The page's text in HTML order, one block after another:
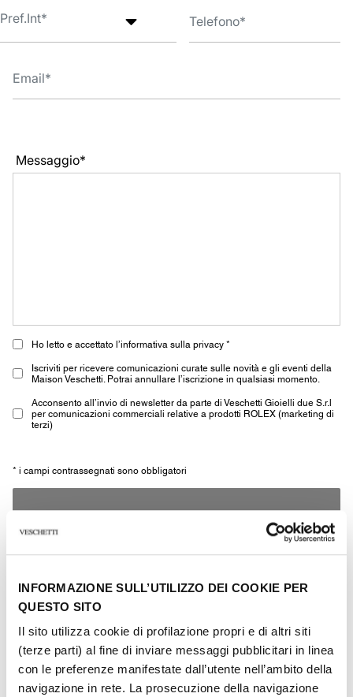
INFORMAZIONE SULL’UTILIZZO DEI COOKIE PER
QUESTO SITO
Il sito utilizza cookie di profilazione propri e di altri siti
(terze parti) al fine di inviare messaggi pubblicitari in linea
con le preferenze manifestate dall’utente nell’ambito della
navigazione in rete. La prosecuzione della navigazione
Messaggio*
Ho letto e accettato l’informativa sulla privacy *
Iscriviti per ricevere comunicazioni curate sulle novità e gli eventi della
Maison Veschetti. Potrai annullare l’iscrizione in qualsiasi momento.
Acconsento all’invio di newsletter da parte di Veschetti Gioielli due S.r.l
per comunicazioni commerciali relative a prodotti ROLEX (marketing di
terzi)
* i campi contrassegnati sono obbligatori
Altri gioielli della stessa
tipologia